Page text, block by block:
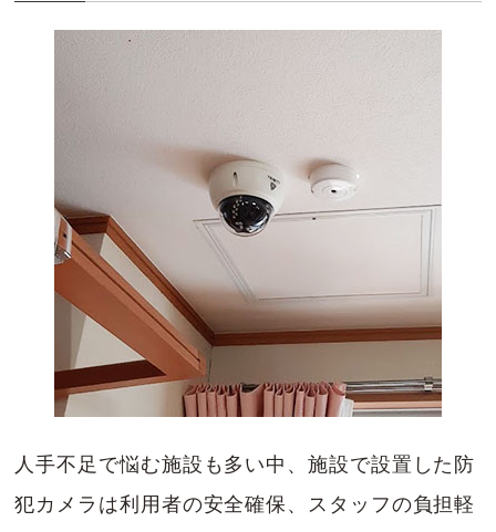
人手不足で悩む施設も多い中、施設で設置した防
犯カメラは利用者の安全確保、スタッフの負担軽